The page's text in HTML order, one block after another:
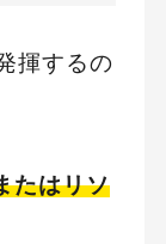
揮するの
たはリソ